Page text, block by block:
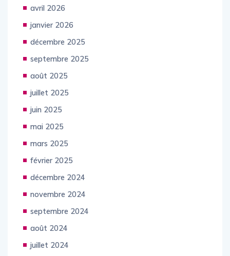
avril 2026
janvier 2026
décembre 2025
septembre 2025
août 2025
juillet 2025
juin 2025
mai 2025
mars 2025
février 2025
décembre 2024
novembre 2024
septembre 2024
août 2024
juillet 2024